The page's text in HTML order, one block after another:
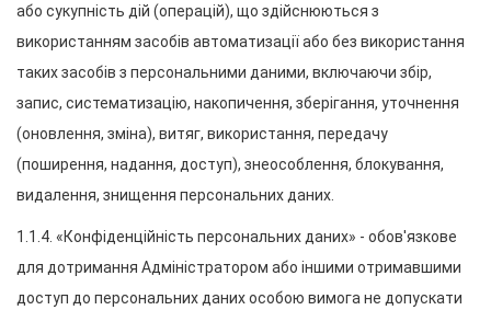
або сукупність дій (операцій), що здійснюються з
використанням засобів автоматизації або без використання
таких засобів з персональними даними, включаючи збір,
запис, систематизацію, накопичення, зберігання, уточнення
(оновлення, зміна), витяг, використання, передачу
(поширення, надання, доступ), знеособлення, блокування,
видалення, знищення персональних даних.
1.1.4. «Конфіденційність персональних даних» - обов'язкове
для дотримання Адміністратором або іншими отримавшими
доступ до персональних даних особою вимога не допускати